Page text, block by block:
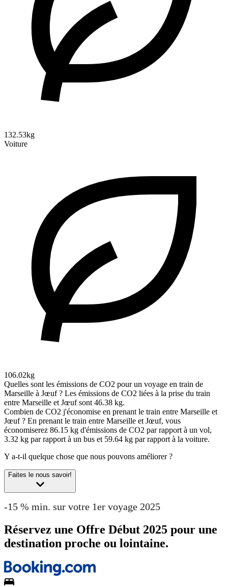
132.53kg
Voiture
106.02kg
Quelles sont les émissions de CO2 pour un voyage en train de
Marseille à Jœuf ? Les émissions de CO2 liées à la prise du train
entre Marseille et Jœuf sont 46.38 kg.
Combien de CO2 j'économise en prenant le train entre Marseille et
Jœuf ? En prenant le train entre Marseille et Jœuf, vous
économiserez 86.15 kg d'émissions de CO2 par rapport à un vol,
3.32 kg par rapport à un bus et 59.64 kg par rapport à la voiture.
Y a-t-il quelque chose que nous pouvons améliorer ?
Faites le nous savoir!
-15 % min. sur votre 1er voyage 2025
Réservez une Offre Début 2025 pour une
destination proche ou lointaine.